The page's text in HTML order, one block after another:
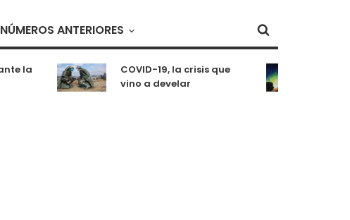
NÚMEROS ANTERIORES
la
COVID-19, la crisis que
vino a develar